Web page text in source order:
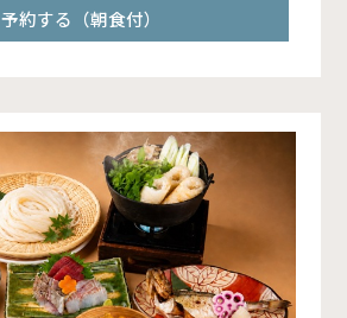
予約する（朝食付）